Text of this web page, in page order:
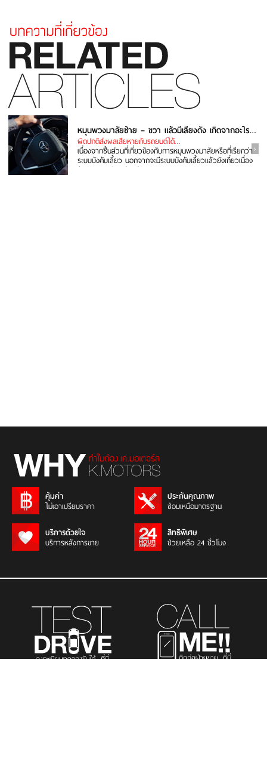
หมุนพวงมาลัยซ้าย – ขวา แล้วมีเสียงดัง เกิดจากอะไร แก้ยังไง
ผิดปกติส่งผลเสียหายกับรถยนต์ได้…
เนื่องจากชิ้นส่วนที่เกี่ยวข้องกับการหมุนพวงมาลัยหรือที่เรียกว่า
ระบบบังคับเลี้ยว นอกจากจะมีระบบบังคับเลี้ยวแล้วยังเกี่ยวเนื่อง
กับระบบรองรับ...อ่านต่อ
คุ้มค่า
ไม่เอาเปรียบราคา
ประกันคุณภาพ
ซ่อมเหนือมาตรฐาน
บริการด้วยใจ
บริการหลังการขาย
สิทธิพิเศษ
ช่วยเหลือ 24 ชั่วโมง